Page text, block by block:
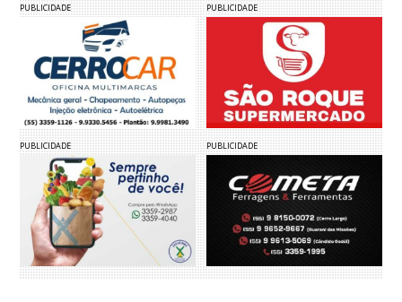
PUBLICIDADE PUBLICIDADE
PUBLICIDADE PUBLICIDADE